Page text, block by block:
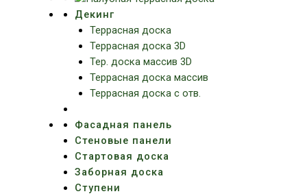
Декинг
Террасная доска
Террасная доска 3D
Тер. доска массив 3D
Террасная доска массив
Террасная доска с отв.
Фасадная панель
Стеновые панели
Стартовая доска
Заборная доска
Ступени